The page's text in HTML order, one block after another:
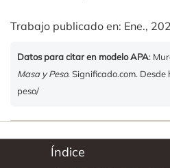
Trabajo publicado en: Ene.,
Datos para citar en modelo APA:
Masa y Peso. Significado.com.
peso/
Índice